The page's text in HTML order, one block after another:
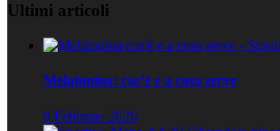
Ultimi articoli
Melatonina: cos’è e a cosa serve
9 Febbraio 2026